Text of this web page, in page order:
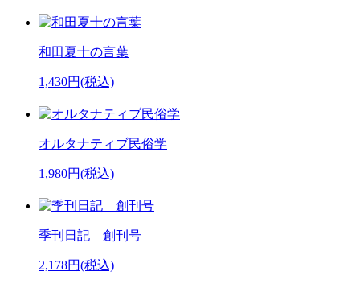
和田夏十の言葉
1,430円(税込)
オルタナティブ民俗学
1,980円(税込)
季刊日記 創刊号
2,178円(税込)